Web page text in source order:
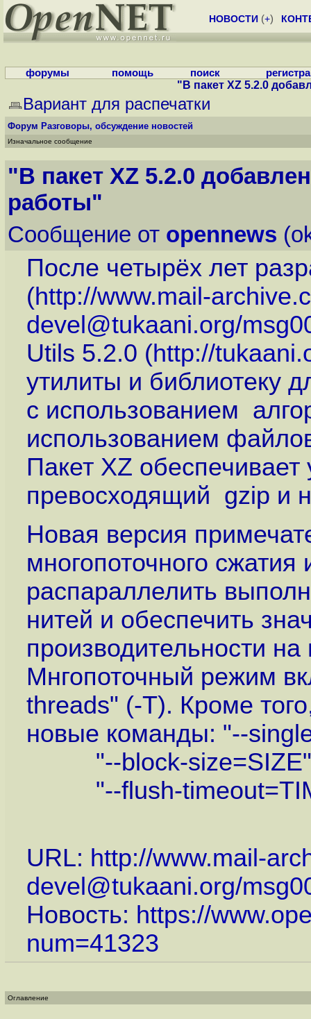
НОВОСТИ (+)
форумы помощь поиск
"В пакет XZ 5.2.0
Вариант для распечатки
Форум Разговоры, обсуждение новостей
Изначальное сообщение
"В пакет XZ 5.2.0
работы"
Сообщение от opennews
После четырёх лет
(http://www.mail-
devel@tukaani.org/
Utils 5.2.0 (http://
утилиты и библиотеку
с использованием
использованием
Пакет XZ
превосходящий gzip и
Новая версия
многопоточного
распараллелить
нитей и обеспечить
производительности
Мнгопоточный режим
threads" (-T). Кроме
новые команды: "--
"--block-size=SIZE",
"--flush-
URL: http://www.mail-
devel@tukaani.org/
Новость: https://
num=41323
Оглавление